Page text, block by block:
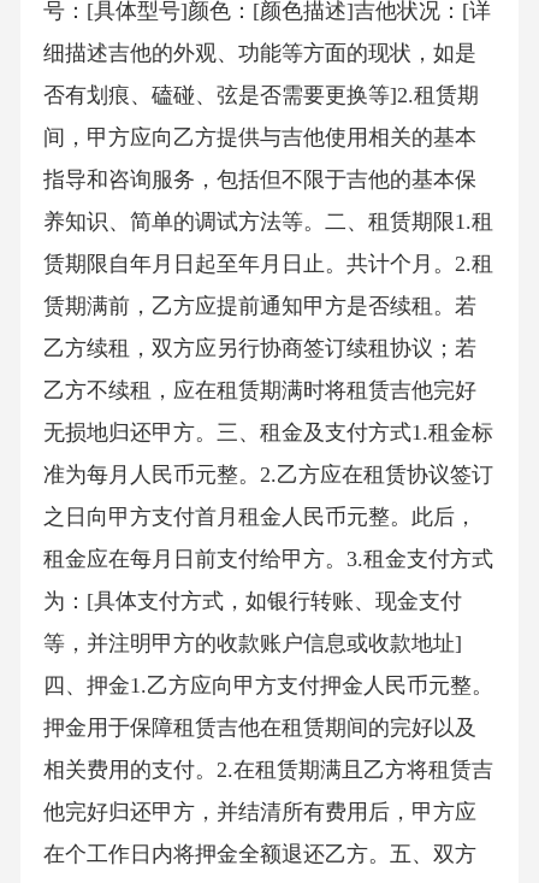
号：[具体型号]颜色：[颜色描述]吉他状况：[详
细描述吉他的外观、功能等方面的现状，如是
否有划痕、磕碰、弦是否需要更换等]2.租赁期
间，甲方应向乙方提供与吉他使用相关的基本
指导和咨询服务，包括但不限于吉他的基本保
养知识、简单的调试方法等。二、租赁期限1.租
赁期限自年月日起至年月日止。共计个月。2.租
赁期满前，乙方应提前通知甲方是否续租。若
乙方续租，双方应另行协商签订续租协议；若
乙方不续租，应在租赁期满时将租赁吉他完好
无损地归还甲方。三、租金及支付方式1.租金标
准为每月人民币元整。2.乙方应在租赁协议签订
之日向甲方支付首月租金人民币元整。此后，
租金应在每月日前支付给甲方。3.租金支付方式
为：[具体支付方式，如银行转账、现金支付
等，并注明甲方的收款账户信息或收款地址]
四、押金1.乙方应向甲方支付押金人民币元整。
押金用于保障租赁吉他在租赁期间的完好以及
相关费用的支付。2.在租赁期满且乙方将租赁吉
他完好归还甲方，并结清所有费用后，甲方应
在个工作日内将押金全额退还乙方。五、双方